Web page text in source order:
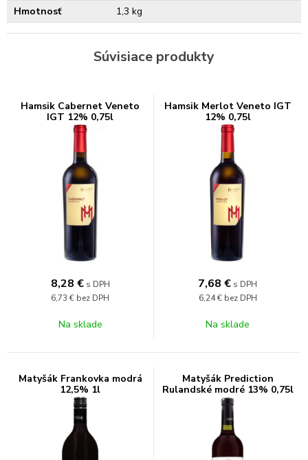
Hmotnosť
1,3 kg
Súvisiace produkty
Hamsik Cabernet Veneto
IGT 12% 0,75l
8,28 € s DPH
6,73 € bez DPH
Na sklade
Hamsik Merlot Veneto IGT
12% 0,75l
7,68 € s DPH
6,24 € bez DPH
Na sklade
Matyšák Frankovka modrá
12,5% 1l
Matyšák Prediction
Rulandské modré 13% 0,75l